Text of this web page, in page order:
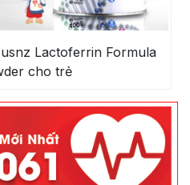
Lactoferrin Formula
cho trẻ